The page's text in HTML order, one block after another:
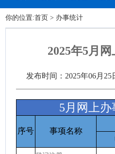
你的位置:首页 > 办事统计
2025年5月
发布时间：2025年06月25
5月网上
序号 事项名称